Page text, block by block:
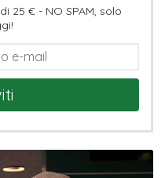
25 € - NO SPAM, solo